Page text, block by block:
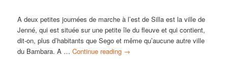
A deux petites journées de marche à l’est de Silla est la ville de
Jenné, qui est située sur une petite île du fleuve et qui contient,
dit-on, plus d’habitants que Sego et même qu’aucune autre ville
du Bambara. A …Continue reading →